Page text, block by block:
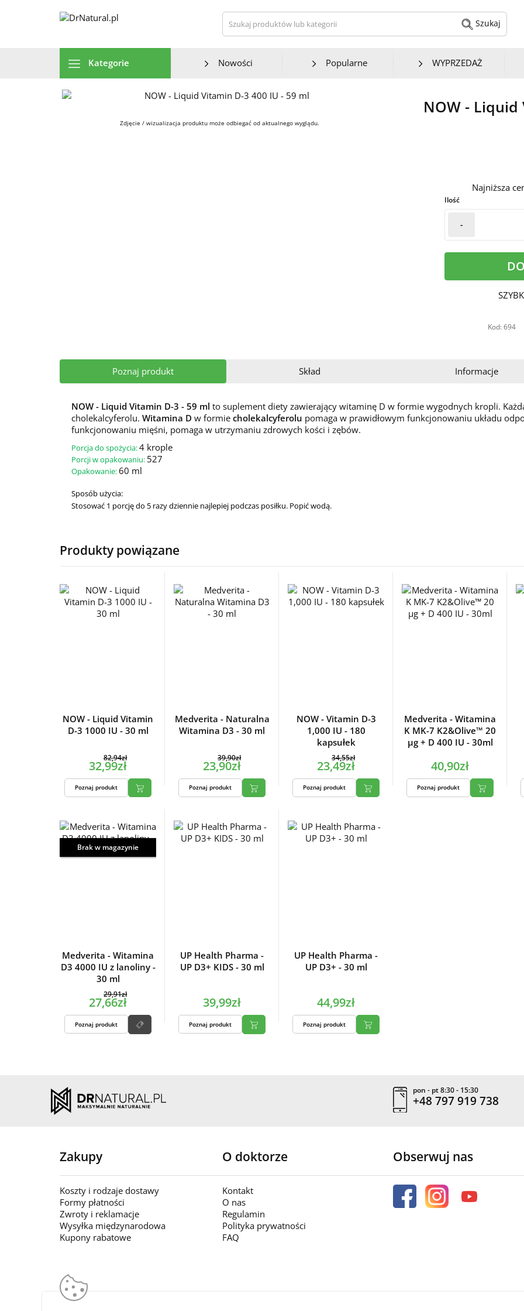
Szukaj produktów lub kategorii Szukaj
Kategorie Nowości Popularne WYPRZEDAŻ
Zdjęcie / wizualizacja produktu może odbiegać od aktualnego wyglądu.
NOW - Liquid
Najniższa
Ilość
-
Kod: 694
Poznaj produkt Skład Informacje
NOW - Liquid Vitamin D-3 - 59 ml to suplement diety zawierający witaminę D w formie wygodnych kropli.
cholekalcyferolu. Witamina D w formie cholekalcyferolu pomaga w prawidłowym funkcjonowaniu układu
funkcjonowaniu mięśni, pomaga w utrzymaniu zdrowych kości i zębów.
Porcja do spożycia:4 krople
Porcji w opakowaniu: 527
Opakowanie:60 ml
Sposób użycia:
Stosować 1 porcję do 5 razy dziennie najlepiej podczas posiłku. Popić wodą.
Produkty powiązane
NOW - Liquid Vitamin
D-3 1000 IU - 30 ml
82,94zł
32,99zł
Poznaj produkt
Medverita - Naturalna
Witamina D3 - 30 ml
39,90zł
23,90zł
Poznaj produkt
NOW - Vitamin D-3
1,000 IU - 180
kapsułek
34,55zł
23,49zł
Poznaj produkt
Medverita - Witamina
K MK-7 K2&Olive™ 20
µg + D 400 IU - 30ml
40,90zł
Poznaj produkt
Brak w magazynie
Medverita - Witamina
D3 4000 IU z lanoliny -
30 ml
29,91zł
27,66zł
Poznaj produkt
UP Health Pharma -
UP D3+ KIDS - 30 ml
39,99zł
Poznaj produkt
UP Health Pharma -
UP D3+ - 30 ml
44,99zł
Poznaj produkt
pon - pt 8:30 - 15:30
+48 797 919 738
Zakupy
Koszty i rodzaje dostawy
Formy płatności
Zwroty i reklamacje
Wysyłka międzynarodowa
Kupony rabatowe
O doktorze
Kontakt
O nas
Regulamin
Polityka prywatności
FAQ
Obserwuj nas